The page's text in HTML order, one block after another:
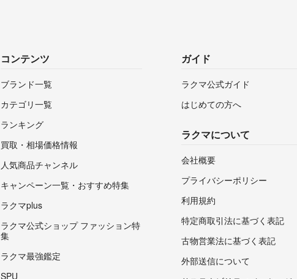
コンテンツ
ブランド一覧
カテゴリ一覧
ランキング
買取・相場価格情報
人気商品チャンネル
キャンペーン一覧・おすすめ特集
ラクマplus
ラクマ公式ショップ ファッション特
集
ラクマ最強鑑定
SPU
ガイド
ラクマ公式ガイド
はじめての方へ
ラクマについて
会社概要
プライバシーポリシー
利用規約
特定商取引法に基づく表記
古物営業法に基づく表記
外部送信について